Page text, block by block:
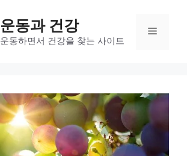
운동과 건강
운동하면서 건강을 찾는 사이트
Menu